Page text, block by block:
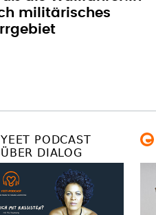
YEET PODCAST
ÜBER DIALOG